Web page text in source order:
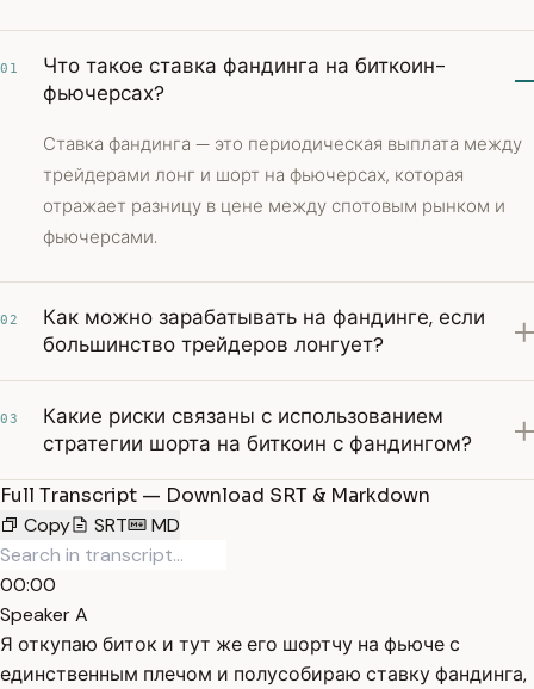
01
Что такое ставка фандинга на биткоин-
фьючерсах?
Ставка фандинга — это периодическая выплата между
трейдерами лонг и шорт на фьючерсах, которая
отражает разницу в цене между спотовым рынком и
фьючерсами.
02
Как можно зарабатывать на фандинге, если
большинство трейдеров лонгует?
03
Какие риски связаны с использованием
стратегии шорта на биткоин с фандингом?
Full Transcript — Download SRT & Markdown
Copy
SRT MD
00:00
Speaker A
Я откупаю биток и тут же его шортчу на фьюче с
единственным плечом и полусобираю ставку фандинга,